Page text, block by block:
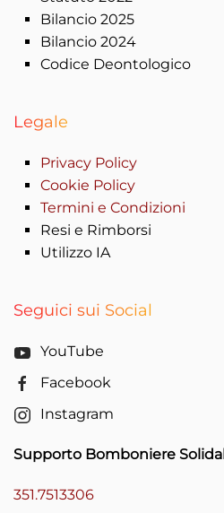
Bilancio 2025
Bilancio 2024
Codice Deontologico
Legale
Privacy Policy
Cookie Policy
Termini e Condizioni
Resi e Rimborsi
Utilizzo IA
Seguici sui Social
YouTube
Facebook
Instagram
Supporto Bomboniere
351.7513306